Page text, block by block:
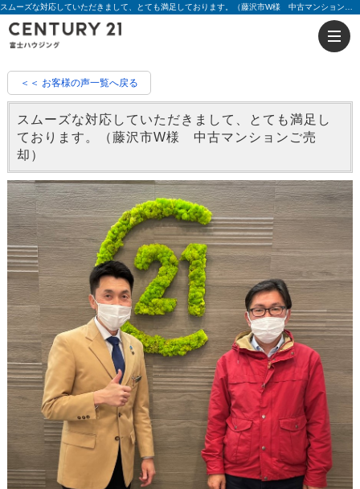
＜＜ お客様の声一覧へ戻る
スムーズな対応していただきまして、とても満足し
ております。（藤沢市W様 中古マンションご売
却）